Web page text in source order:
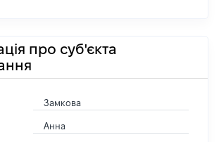
про суб'єкта
Замкова
Анна